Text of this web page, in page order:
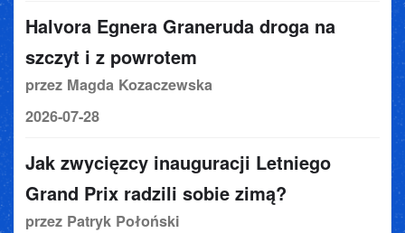
Halvora Egnera Graneruda droga na
szczyt i z powrotem
przez Magda Kozaczewska
2026-07-28
Jak zwycięzcy inauguracji Letniego
Grand Prix radzili sobie zimą?
przez Patryk Połoński